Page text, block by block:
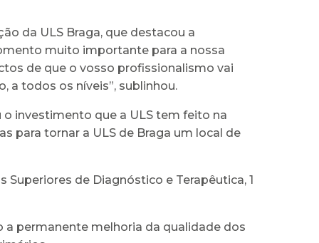
da ULS Braga, que destacou a
muito importante para a nossa
de que o vosso profissionalismo vai
a todos os níveis”, sublinhou.
o investimento que a ULS tem feito na
para tornar a ULS de Braga um local de
Superiores de Diagnóstico e Terapêutica, 1
a permanente melhoria da qualidade dos